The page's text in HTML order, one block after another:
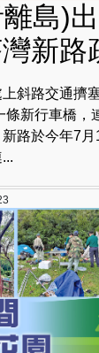
島)
新路
斜路交通擠
條新行車橋，
路於今年7